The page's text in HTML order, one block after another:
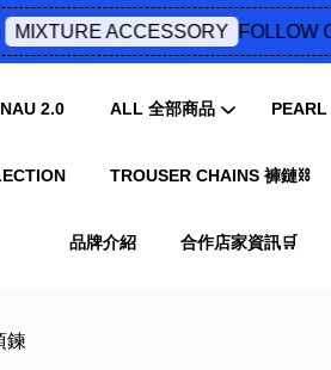
ACCESSORY FOLLOW
2.0 ALL 全部商品 PEARL
TROUSER CHAINS 褲鏈⛓️
品牌介紹 合作店家資訊🛒
鍊